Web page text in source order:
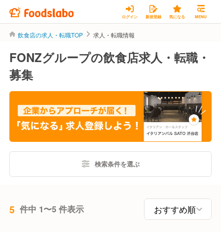
ログイン 新規登録 気になる MENU
飲食店の求人・転職TOP 求人・転職情報
FONZグループの飲食店求人・転職・
募集
検索条件を選ぶ
5 件中 1〜5 件表示